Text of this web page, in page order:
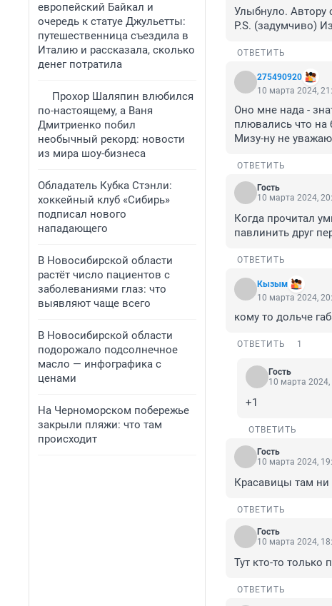
европейский Байкал и
очередь к статуе Джульетты:
путешественница съездила в
Италию и рассказала, сколько
денег потратила
Прохор Шаляпин влюбился
по-настоящему, а Ваня
Дмитриенко побил
необычный рекорд: новости
из мира шоу-бизнеса
Обладатель Кубка Стэнли:
хоккейный клуб «Сибирь»
подписал нового
нападающего
В Новосибирской области
растёт число пациентов с
заболеваниями глаз: что
выявляют чаще всего
В Новосибирской области
подорожало подсолнечное
масло — инфографика с
ценами
На Черноморском побережье
закрыли пляжи: что там
происходит
Улыбнуло. Автору
P.S. (задумчиво)
ОТВЕТИТЬ
275490920
10 марта 2024,
Оно мне нада -
плювались что
Мизу-ну не
ОТВЕТИТЬ
Гость
10 марта 2024,
Когда прочитал
павлинить друг
ОТВЕТИТЬ
Кызым
10 марта 2024,
кому то дольче
ОТВЕТИТЬ 1
Гость
10 марта 2024,
+1
ОТВЕТИТЬ
Гость
10 марта 2024,
Красавицы там ни
ОТВЕТИТЬ
Гость
10 марта 2024,
Тут кто-то только
ОТВЕТИТЬ